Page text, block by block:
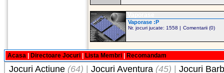
Vaporase :P
Nr. jocuri jucate: 1558 | Comentarii (0)
Acasa Directoare Jocuri Lista Membri Recomandam
Jocuri Actiune (64) Jocuri Aventura (45)
Jocuri